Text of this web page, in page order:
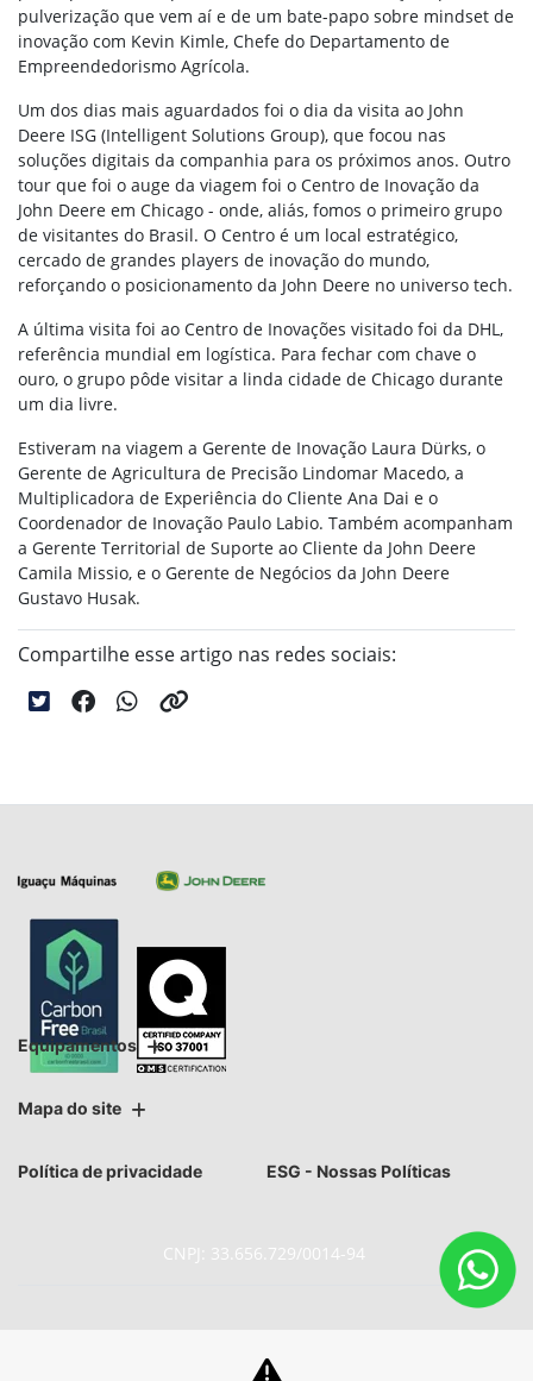
pulverização que vem aí e de um bate-papo sobre mindset de
inovação com Kevin Kimle, Chefe do Departamento de
Empreendedorismo Agrícola.
Um dos dias mais aguardados foi o dia da visita ao John
Deere ISG (Intelligent Solutions Group), que focou nas
soluções digitais da companhia para os próximos anos. Outro
tour que foi o auge da viagem foi o Centro de Inovação da
John Deere em Chicago - onde, aliás, fomos o primeiro grupo
de visitantes do Brasil. O Centro é um local estratégico,
cercado de grandes players de inovação do mundo,
reforçando o posicionamento da John Deere no universo tech.
A última visita foi ao Centro de Inovações visitado foi da DHL,
referência mundial em logística. Para fechar com chave o
ouro, o grupo pôde visitar a linda cidade de Chicago durante
um dia livre.
Estiveram na viagem a Gerente de Inovação Laura Dürks, o
Gerente de Agricultura de Precisão Lindomar Macedo, a
Multiplicadora de Experiência do Cliente Ana Dai e o
Coordenador de Inovação Paulo Labio. Também acompanham
a Gerente Territorial de Suporte ao Cliente da John Deere
Camila Missio, e o Gerente de Negócios da John Deere
Gustavo Husak.
Compartilhe esse artigo nas redes sociais:
Equipamentos
Mapa do site
Política de privacidade ESG - Nossas Políticas
CNPJ: 33.656.729/0014-94